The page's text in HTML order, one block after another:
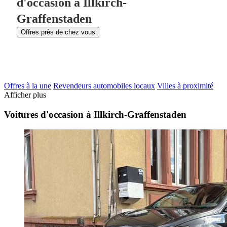
Graffenstaden
Offres près de chez vous
Offres à la une Revendeurs automobiles locaux Villes à proximité
Afficher plus
Voitures d'occasion à Illkirch-Graffenstaden